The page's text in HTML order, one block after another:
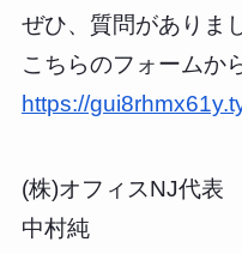
ぜひ、質問がありま
こちらのフォームか
https://
(株)オフィスNJ代表
中村純